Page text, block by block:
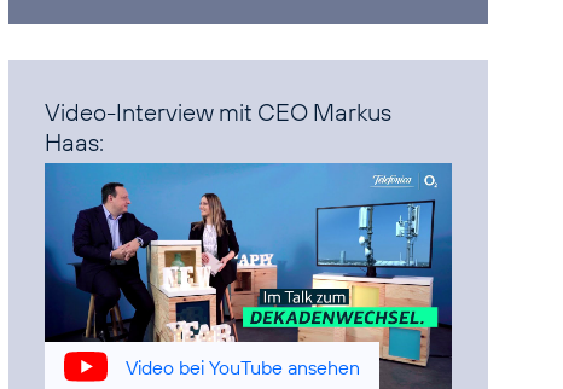
Video-Interview mit CEO Markus
Haas:
Video bei YouTube ansehen